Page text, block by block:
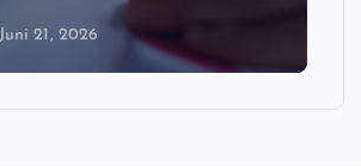
Juni 21, 2026